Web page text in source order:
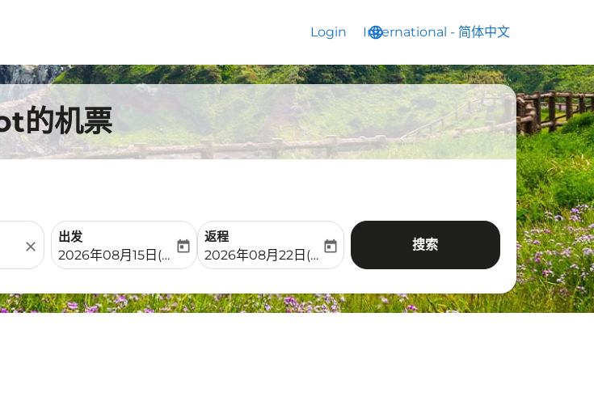
Login language
International - 简体中文
keyboard_arrow_down
的机票
close
出发
fc-booking-departure-date-aria-label
2026年08月15日(周六)
today
返程
fc-booking-return-date-aria-label
2026年08月22日(周六)
today 搜索